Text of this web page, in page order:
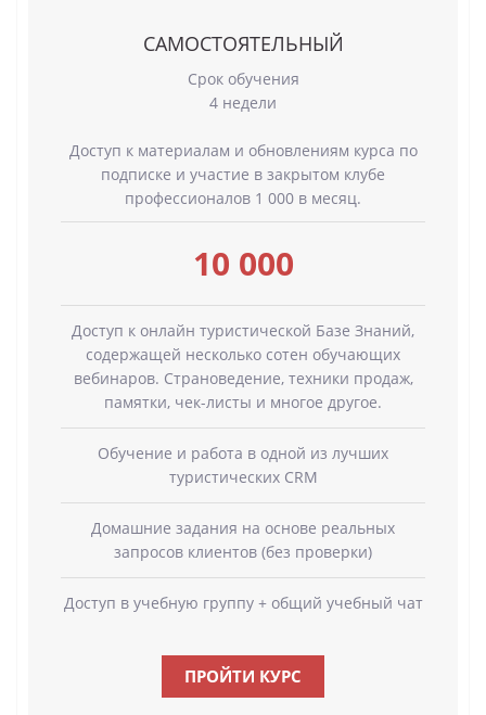
САМОСТОЯТЕЛЬНЫЙ
Срок обучения
4 недели
Доступ к материалам и обновлениям курса по
подписке и участие в закрытом клубе
профессионалов 1 000 в месяц.
10 000
Доступ к онлайн туристической Базе Знаний,
содержащей несколько сотен обучающих
вебинаров. Страноведение, техники продаж,
памятки, чек-листы и многое другое.
Обучение и работа в одной из лучших
туристических CRM
Домашние задания на основе реальных
запросов клиентов (без проверки)
Доступ в учебную группу + общий учебный чат
ПРОЙТИ КУРС